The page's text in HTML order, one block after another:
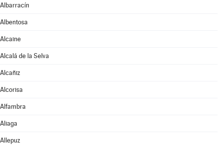
Albarracín
Albentosa
Alcaine
Alcalá de la Selva
Alcañiz
Alcorisa
Alfambra
Aliaga
Allepuz